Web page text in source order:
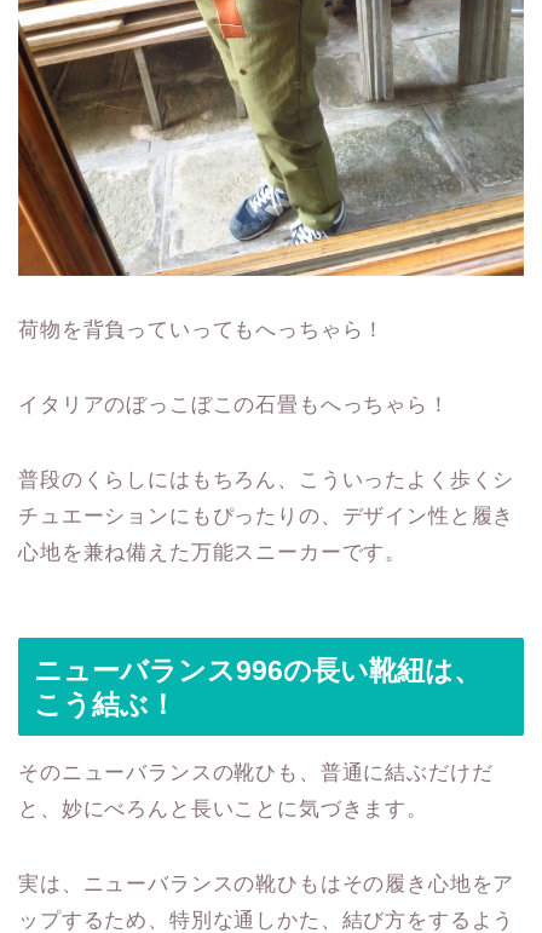
荷物を背負っていってもへっちゃら！
イタリアのぼっこぼこの石畳もへっちゃら！
普段のくらしにはもちろん、こういったよく歩くシ
チュエーションにもぴったりの、デザイン性と履き
心地を兼ね備えた万能スニーカーです。
ニューバランス996の長い靴紐は、
こう結ぶ！
そのニューバランスの靴ひも、普通に結ぶだけだ
と、妙にべろんと長いことに気づきます。
実は、ニューバランスの靴ひもはその履き心地をア
ップするため、特別な通しかた、結び方をするよう